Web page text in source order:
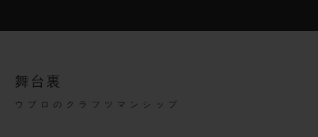
舞台裏
ウブロのクラフツマンシップ